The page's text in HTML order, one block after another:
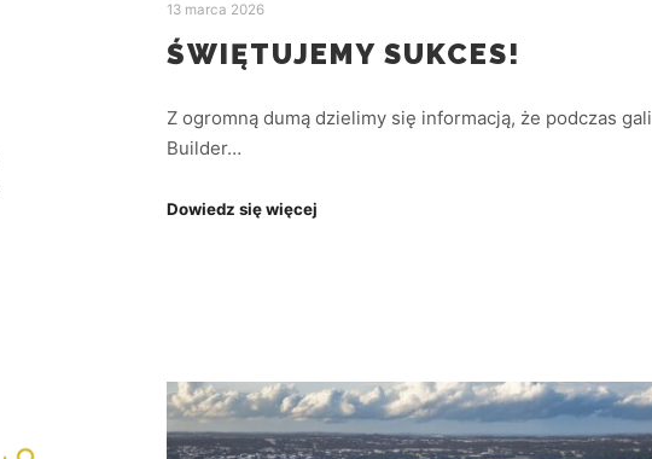
13 marca 2026
ŚWIĘTUJEMY SUKCES!
Z ogromną dumą dzielimy się informacją, że podczas gali
Builder…
Dowiedz się więcej